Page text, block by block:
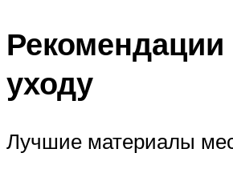
Рекомендации
уходу
Лучшие материалы